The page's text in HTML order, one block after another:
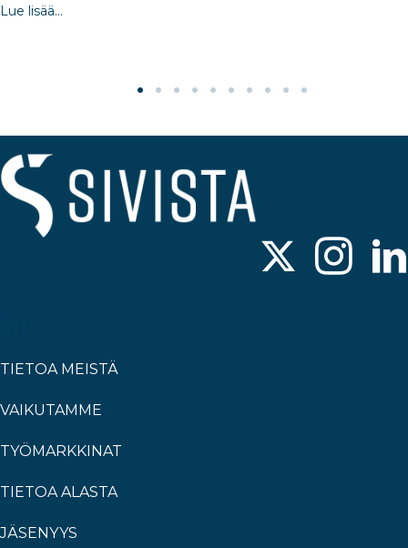
Lue lisää...
TIETOA MEISTÄ
VAIKUTAMME
TYÖMARKKINAT
TIETOA ALASTA
JÄSENYYS